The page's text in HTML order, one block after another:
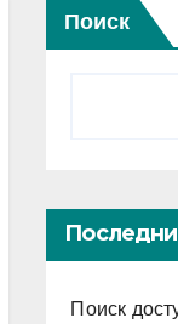
Поиск
Поиск